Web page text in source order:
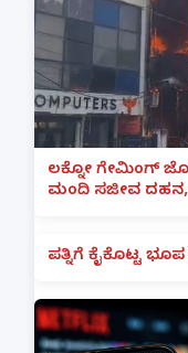
ಲಕ್ನೋ ಗೇಮಿಂಗ್
ಮಂದಿ ಸಜೀವ
ಪತ್ನಿಗೆ ಕೈಕೊಟ್ಟ